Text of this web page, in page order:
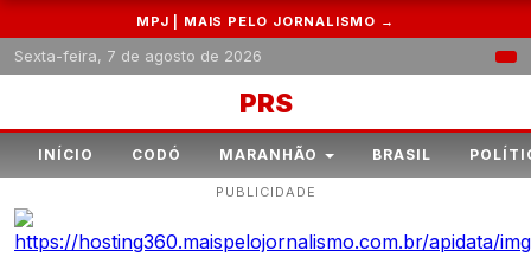
MPJ | MAIS PELO JORNALISMO →
Sexta-feira, 7 de agosto de 2026
PRS
INÍCIO CODÓ MARANHÃO BRASIL
PUBLICIDADE